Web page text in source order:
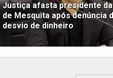
Justiça afasta presidente
de Mesquita após denúncia
desvio de dinheiro